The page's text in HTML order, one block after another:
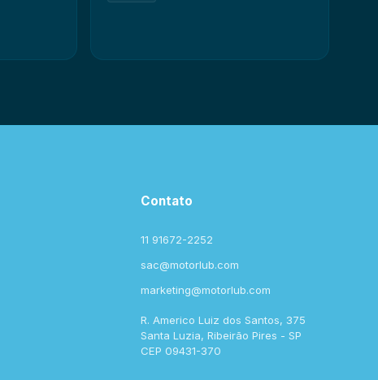
Contato
11 91672-2252
sac@motorlub.com
marketing@motorlub.com
R. Americo Luiz dos Santos, 375
Santa Luzia, Ribeirão Pires - SP
CEP 09431-370